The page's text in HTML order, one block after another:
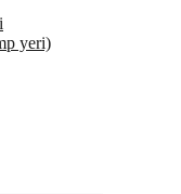
yeri)